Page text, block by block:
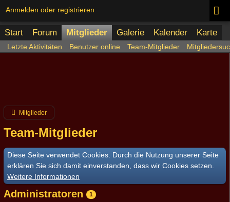
Anmelden oder registrieren
Start Forum Mitglieder Galerie Kalender Karte
Letzte Aktivitäten Benutzer online Team-Mitglieder
Mitglieder
Team-Mitglieder
Diese Seite verwendet Cookies. Durch die Nutzung unserer Seite
erklären Sie sich damit einverstanden, dass wir Cookies setzen.
Weitere Informationen
Administratoren 1